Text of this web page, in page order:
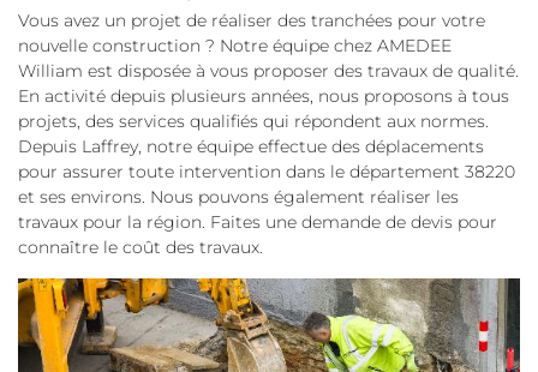
Vous avez un projet de réaliser des tranchées pour votre
nouvelle construction ? Notre équipe chez AMEDEE
William est disposée à vous proposer des travaux de qualité.
En activité depuis plusieurs années, nous proposons à tous
projets, des services qualifiés qui répondent aux normes.
Depuis Laffrey, notre équipe effectue des déplacements
pour assurer toute intervention dans le département 38220
et ses environs. Nous pouvons également réaliser les
travaux pour la région. Faites une demande de devis pour
connaître le coût des travaux.